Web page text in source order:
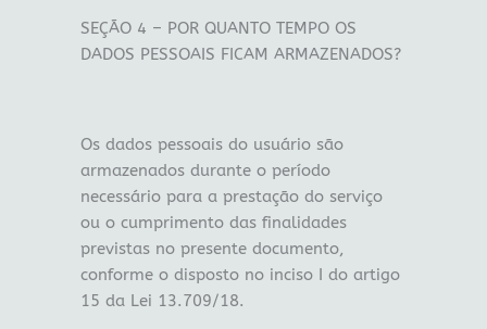
SEÇÃO 4 – POR QUANTO TEMPO OS
DADOS PESSOAIS FICAM ARMAZENADOS?
Os dados pessoais do usuário são
armazenados durante o período
necessário para a prestação do serviço
ou o cumprimento das finalidades
previstas no presente documento,
conforme o disposto no inciso I do artigo
15 da Lei 13.709/18.